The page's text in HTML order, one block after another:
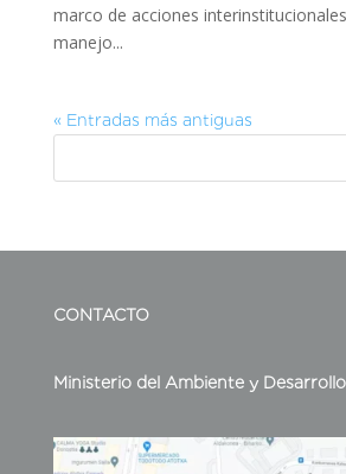
marco de acciones
manejo...
« Entradas más antiguas
CONTACTO
Ministerio del Ambiente y